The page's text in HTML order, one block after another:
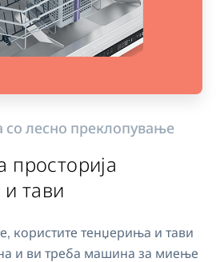
лесно преклопување
просторија
тави
користите тенџериња и тави
и ви треба машина за миење